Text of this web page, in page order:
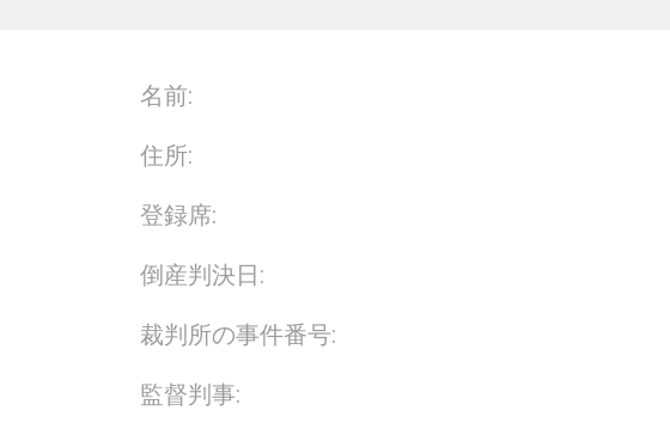
名前:
住所:
登録席:
倒産判決日:
裁判所の事件番号:
監督判事: